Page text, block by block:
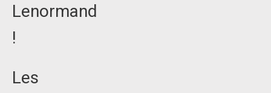
Lenormand
!
Les